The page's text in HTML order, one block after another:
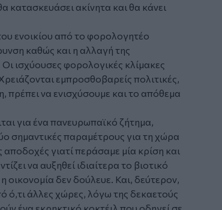
κατασκευάσει ακίνητα και θα κάνει
ενοικίου από το φορολογητέο
καθώς και η αλλαγή της
ισχύουσες φορολογικές κλίμακες
εμπροσθοβαρείς πολιτικές,
πρέπει να ενισχύσουμε και το απόθεμα
για ένα πανευρωπαϊκό ζήτημα,
σημαντικές παραμέτρους για τη χώρα
γιατί περάσαμε μία κρίση και
να αυξηθεί ιδιαίτερα το βιοτικό
οικονομία δεν δούλευε. Και, δεύτερον,
ό,τι άλλες χώρες, λόγω της δεκαετούς